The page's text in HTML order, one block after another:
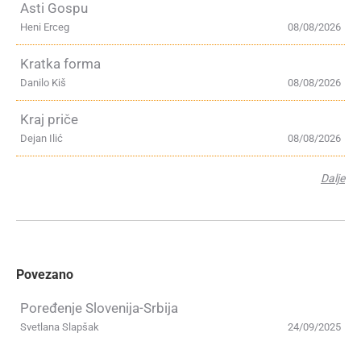
Asti Gospu
08/08/2026
Heni Erceg
Kratka forma
08/08/2026
Danilo Kiš
Kraj priče
08/08/2026
Dejan Ilić
Dalje
Povezano
Poređenje Slovenija-Srbija
24/09/2025
Svetlana Slapšak